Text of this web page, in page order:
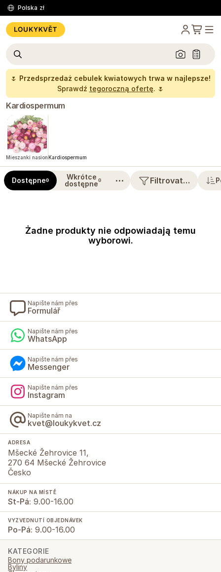
Polska zł
🌷 Przedsprzedaż cebulek kwiatowych trwa w najlepsze!
Sprawdź tegoroczną ofertę. 🌷
Kardiospermum
Mieszanki nasionKardiospermum
Dostępne0
Wkrótce
dostępne0 ⋯ Filtrovat…
Żadne produkty nie odpowiadają temu
wyborowi.
Napište nám přes
Formulář
Napište nám přes
WhatsApp
Napište nám přes
Messenger
Napište nám přes
Instagram
Napište nám na
kvet@loukykvet.cz
ADRESA
Mšecké Žehrovice 11,
270 64 Mšecké Žehrovice
Česko
NÁKUP NA MÍSTĚ
St-Pá: 9.00-16.00
VYZVEDNUTÍ OBJEDNÁVEK
Po-Pá: 9.00-16.00
KATEGORIE
Bony podarunkowe
Byliny